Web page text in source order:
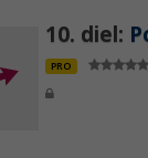
10. diel:
PRO